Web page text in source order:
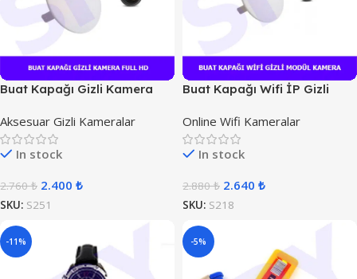
Buat Kapağı Gizli Kamera
Aksesuar Gizli Kameralar
In stock
2.760₺ 2.400 ₺
SKU: S251
Buat Kapağı Wifi İP Gizli
Online Wifi Kameralar
In stock
2.880₺ 2.640 ₺
SKU: S218
-11% -5%